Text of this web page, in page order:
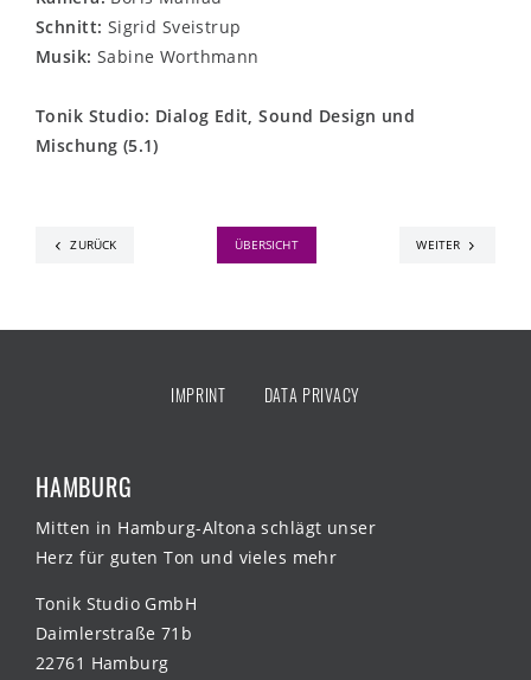
Schnitt: Sigrid Sveistrup
Musik: Sabine Worthmann
Tonik Studio: Dialog Edit, Sound Design und
Mischung (5.1)
ZURÜCK ÜBERSICHT WEITER
IMPRINT DATA PRIVACY
HAMBURG
Mitten in Hamburg-Altona schlägt unser
Herz für guten Ton und vieles mehr
Tonik Studio GmbH
Daimlerstraße 71b
22761 Hamburg